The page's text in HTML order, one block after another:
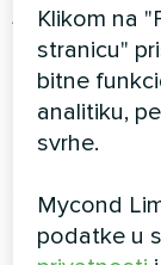
Automatsko
senzori
okruženje uz
svježeg
uklanjajući
Klikom na
stranicu"
bitne
analitiku,
svrhe.
Mycond
podatke u